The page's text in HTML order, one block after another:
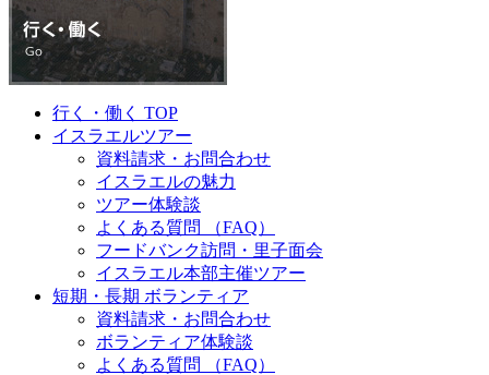
行く・働く TOP
イスラエルツアー
資料請求・お問合わせ
イスラエルの魅力
ツアー体験談
よくある質問 （FAQ）
フードバンク訪問・里子面会
イスラエル本部主催ツアー
短期・長期 ボランティア
資料請求・お問合わせ
ボランティア体験談
よくある質問 （FAQ）